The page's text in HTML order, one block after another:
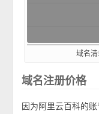
域名
域名注册价格
因为阿里云百科的